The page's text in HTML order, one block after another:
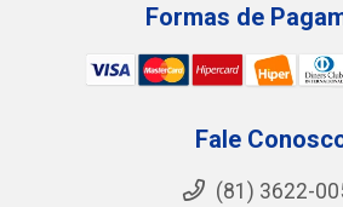
Formas de
Fale
(81) 3622-